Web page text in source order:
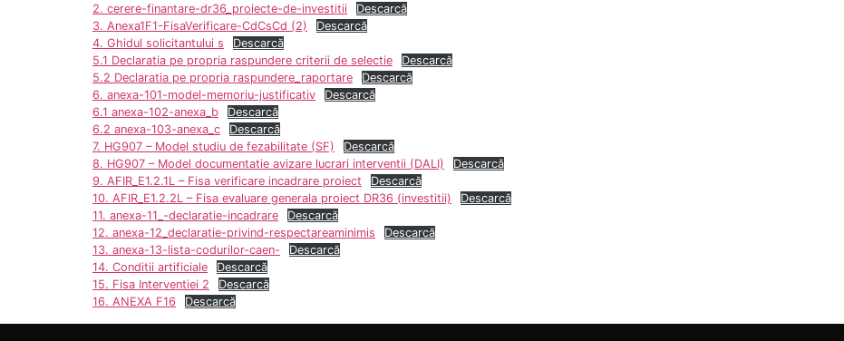
2. cerere-finantare-dr36_proiecte-de-investitii
Descarcă
3. Anexa1F1-FisaVerificare-CdCsCd (2)
Descarcă
4. Ghidul solicitantului s
Descarcă
5.1 Declaratia pe propria raspundere criterii de selectie
Descarcă
5.2 Declaratia pe propria raspundere_raportare
Descarcă
6. anexa-101-model-memoriu-justificativ
Descarcă
6.1 anexa-102-anexa_b
Descarcă
6.2 anexa-103-anexa_c
Descarcă
7. HG907 – Model studiu de fezabilitate (SF)
Descarcă
8. HG907 – Model documentatie avizare lucrari interventii (DALI)
Descarcă
9. AFIR_E1.2.1L – Fisa verificare incadrare proiect
Descarcă
10. AFIR_E1.2.2L – Fisa evaluare generala proiect DR36 (investitii)
Descarcă
11. anexa-11_-declaratie-incadrare
Descarcă
12. anexa-12_declaratie-privind-respectareaminimis
Descarcă
13. anexa-13-lista-codurilor-caen-
Descarcă
14. Conditii artificiale
Descarcă
15. Fisa Interventiei 2
Descarcă
16. ANEXA F16
Descarcă